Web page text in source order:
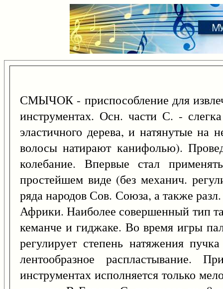
СМЫЧОК - приспособление для
инструментах. Осн. части С. -
эластичного дерева, и натянутые на
волосы натирают канифолью).
колебание. Впервые стал
простейшем виде (без механич.
ряда народов Сов. Союза, а также
Африки. Наиболее совершенный тип
кеманче и гиджаке. Во время игры
регулирует степень натяжения
лентообразное
инструментах исполняется только